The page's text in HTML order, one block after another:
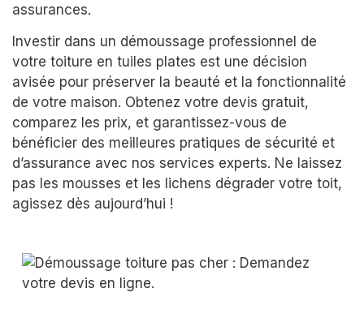
assurances.
Investir dans un démoussage professionnel de
votre toiture en tuiles plates est une décision
avisée pour préserver la beauté et la fonctionnalité
de votre maison. Obtenez votre devis gratuit,
comparez les prix, et garantissez-vous de
bénéficier des meilleures pratiques de sécurité et
d’assurance avec nos services experts. Ne laissez
pas les mousses et les lichens dégrader votre toit,
agissez dès aujourd’hui !